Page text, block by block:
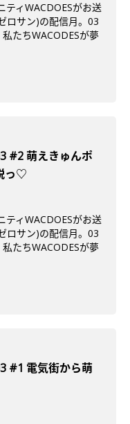
ティWACDOESがお送
ロサン)の配信月。03
たちWACODESが夢
#2 萌えきゅんポ
っ♡
ティWACDOESがお送
ロサン)の配信月。03
たちWACODESが夢
#1 電気街から萌